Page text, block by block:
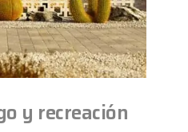
y recreación